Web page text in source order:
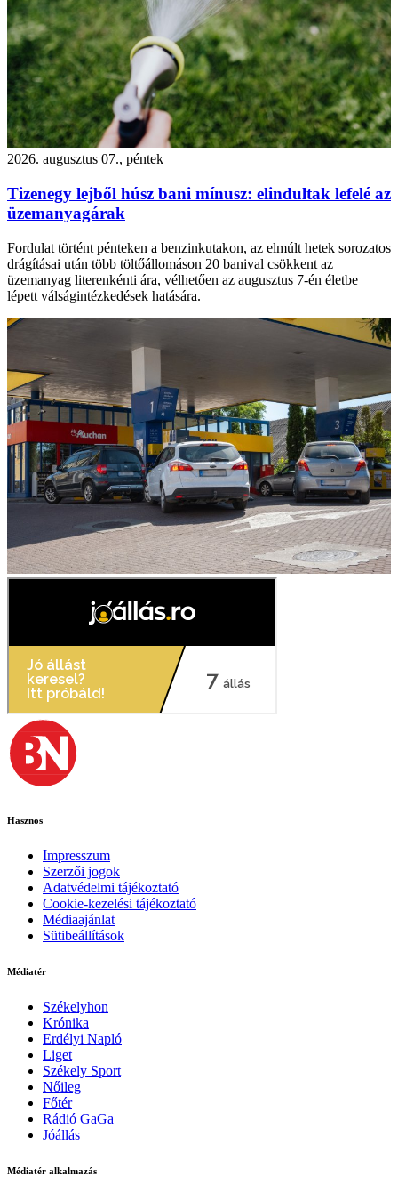
2026. augusztus 07., péntek
Tizenegy lejből húsz bani mínusz: elindultak lefelé az
üzemanyagárak
Fordulat történt pénteken a benzinkutakon, az elmúlt hetek sorozatos
drágításai után több töltőállomáson 20 banival csökkent az
üzemanyag literenkénti ára, vélhetően az augusztus 7-én életbe
lépett válságintézkedések hatására.
Hasznos
Impresszum
Szerzői jogok
Adatvédelmi tájékoztató
Cookie-kezelési tájékoztató
Médiaajánlat
Sütibeállítások
Médiatér
Székelyhon
Krónika
Erdélyi Napló
Liget
Székely Sport
Nőileg
Főtér
Rádió GaGa
Jóállás
Médiatér alkalmazás